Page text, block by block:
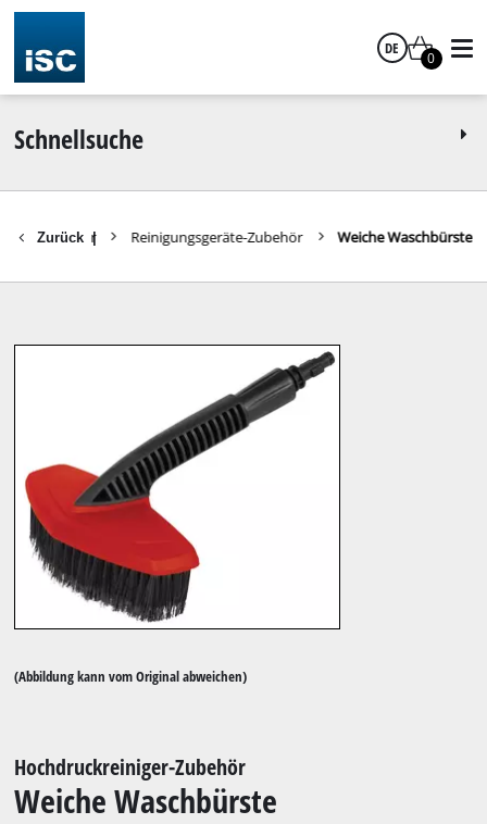
DE
0
Schnellsuche
Zurück |
Zubehör Reinigungsgeräte-Zubehör Weiche Waschbürste
(Abbildung kann vom Original abweichen)
Hochdruckreiniger-Zubehör
Weiche Waschbürste